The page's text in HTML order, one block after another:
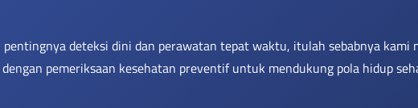
deteksi dini dan perawatan tepat waktu, itulah sebabnya kami
pemeriksaan kesehatan preventif untuk mendukung pola hidup